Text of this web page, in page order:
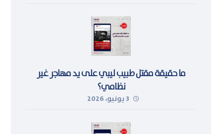
ما حقيقة مقتل طبيب ليبي على يد مهاجر غير
نظامي؟
3 يونيو، 2026